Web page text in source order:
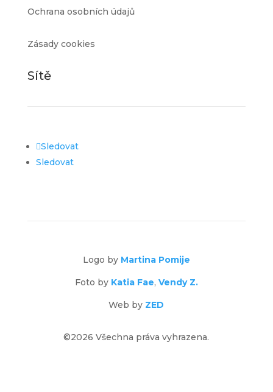
Ochrana osobních údajů
Zásady cookies
Sítě
Sledovat
Sledovat
Logo by Martina Pomije
Foto by Katia Fae, Vendy Z.
Web by ZED
©2026 Všechna práva vyhrazena.